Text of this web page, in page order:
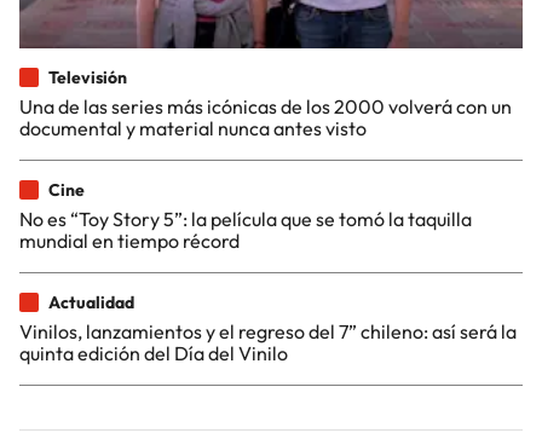
Televisión
Una de las series más icónicas de los 2000 volverá con un
documental y material nunca antes visto
Cine
No es “Toy Story 5”: la película que se tomó la taquilla
mundial en tiempo récord
Actualidad
Vinilos, lanzamientos y el regreso del 7” chileno: así será la
quinta edición del Día del Vinilo